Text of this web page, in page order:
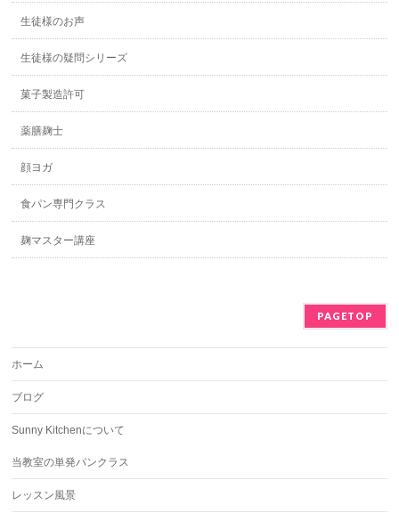
生徒様のお声
生徒様の疑問シリーズ
菓子製造許可
薬膳麹士
顔ヨガ
食パン専門クラス
麹マスター講座
PAGETOP
ホーム
ブログ
Sunny Kitchenについて
当教室の単発パンクラス
レッスン風景